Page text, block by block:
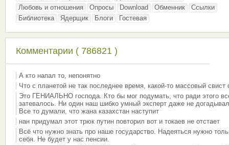
Любовь и отношения
Опросы Download Обменник
Ссылки
Библиотека
Ядерщик Блоги Гостевая
Комментарии ( 786821 )
А кто напал то, непонятно
Что с планетой не так последнее время, какой-то массовый свист
Это ГЕНИАЛЬНО господа. Кто бы мог подумать, что ради этого
затевалось. Ни один наш шибко умный эксперт даже не
Все то думали, что жана казахстан наступит
нан придумал этот трюк путин повторил вот и токаев не отстает
Всё что нужно знать про наше государство. Надеяться нужно
себя. Не будет у нас пенсии.